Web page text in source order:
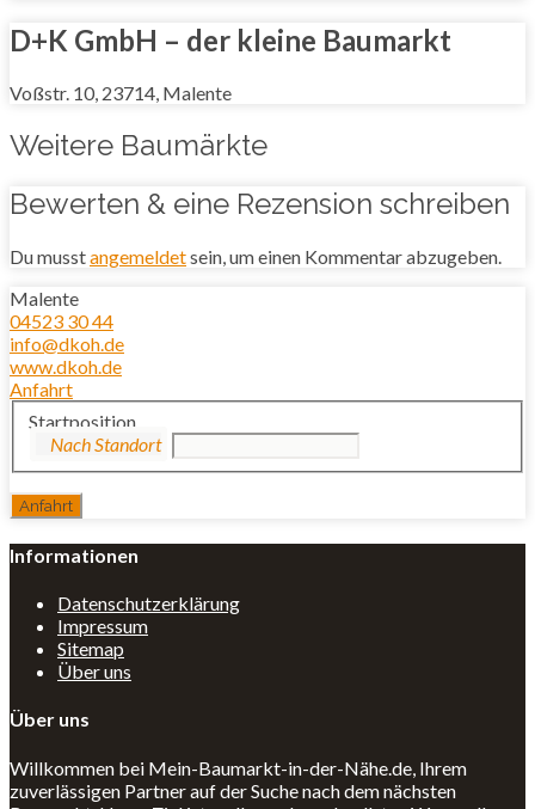
D+K GmbH – der kleine Baumarkt
Voßstr. 10, 23714, Malente
Weitere Baumärkte
Bewerten & eine Rezension schreiben
Du musstangemeldetsein, um einen Kommentar abzugeben.
Malente
04523 30 44
info@dkoh.de
www.dkoh.de
Anfahrt
Startposition
Informationen
Datenschutzerklärung
Impressum
Sitemap
Über uns
Über uns
Willkommen bei Mein-Baumarkt-in-der-Nähe.de, Ihrem
zuverlässigen Partner auf der Suche nach dem nächsten